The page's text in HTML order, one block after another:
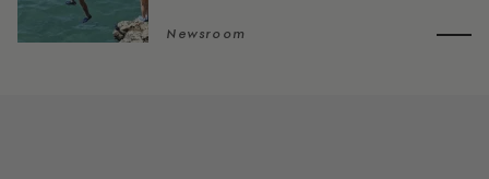
Newsroom